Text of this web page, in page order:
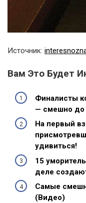
Источник:
Вам Это Будет
Финалисты
— смешно до
На первый
удивиться!
15
деле
Самые
(Видео)